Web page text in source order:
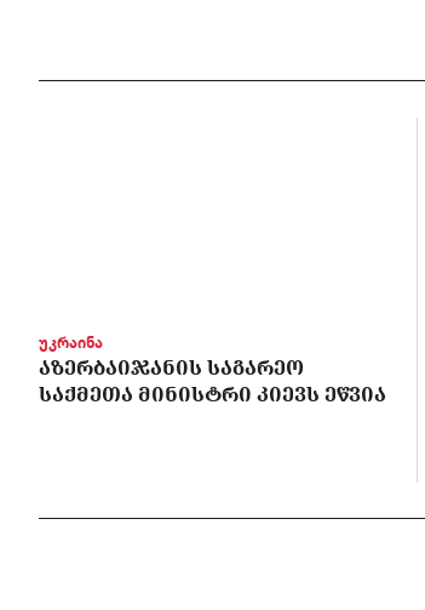
უკრაინა
ᲐᲖᲔᲠᲑᲐᲘᲯᲐᲜᲘᲡ ᲡᲐᲒᲐᲠᲔᲝ
ᲡᲐᲥᲛᲔᲗᲐ ᲛᲘᲜᲘᲡᲢᲠᲘ ᲙᲘᲔᲕᲡ ᲔᲬᲕᲘᲐ